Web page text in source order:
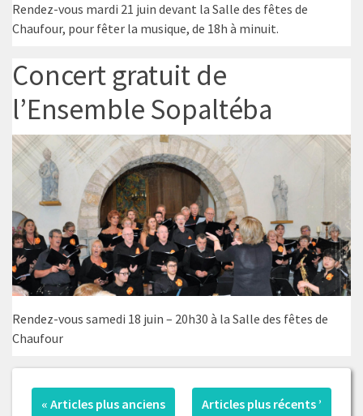
Rendez-vous mardi 21 juin devant la Salle des fêtes de
Chaufour, pour fêter la musique, de 18h à minuit.
Concert gratuit de
l’Ensemble Sopaltéba
Rendez-vous samedi 18 juin – 20h30 à la Salle des fêtes de
Chaufour
« Articles plus anciens Articles plus récents ’